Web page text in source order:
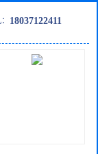
18037122411